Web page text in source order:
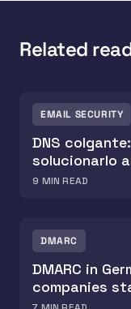
Related
EMAIL SECURITY
DNS
solucionarlo
9 MIN READ
DMARC
DMARC in
companies